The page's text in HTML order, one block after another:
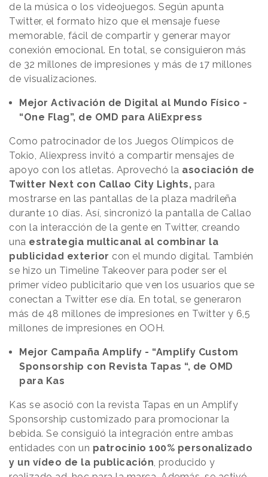
de la música o los videojuegos. Según apunta
Twitter, el formato hizo que el mensaje fuese
memorable, fácil de compartir y generar mayor
conexión emocional. En total, se consiguieron más
de 32 millones de impresiones y más de 17 millones
de visualizaciones.
Mejor Activación de Digital al Mundo Físico -
“One Flag”, de OMD para AliExpress
Como patrocinador de los Juegos Olímpicos de
Tokio, Aliexpress invitó a compartir mensajes de
apoyo con los atletas. Aprovechó la asociación de
Twitter Next con Callao City Lights, para
mostrarse en las pantallas de la plaza madrileña
durante 10 días. Así, sincronizó la pantalla de Callao
con la interacción de la gente en Twitter, creando
una estrategia multicanal al combinar la
publicidad exterior con el mundo digital. También
se hizo un Timeline Takeover para poder ser el
primer vídeo publicitario que ven los usuarios que se
conectan a Twitter ese día. En total, se generaron
más de 48 millones de impresiones en Twitter y 6,5
millones de impresiones en OOH.
Mejor Campaña Amplify - “Amplify Custom
Sponsorship con Revista Tapas “, de OMD
para Kas
Kas se asoció con la revista Tapas en un Amplify
Sponsorship customizado para promocionar la
bebida. Se consiguió la integración entre ambas
entidades con un patrocinio 100% personalizado
y un vídeo de la publicación , producido y